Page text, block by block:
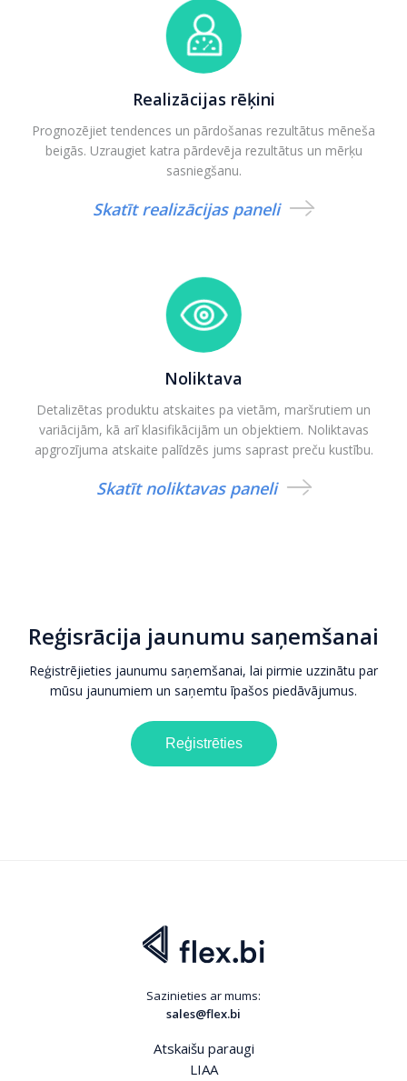
Realizācijas rēķini
Prognozējiet tendences un pārdošanas rezultātus mēneša
beigās. Uzraugiet katra pārdevēja rezultātus un mērķu
sasniegšanu.
Skatīt realizācijas paneli
Noliktava
Detalizētas produktu atskaites pa vietām, maršrutiem un
variācijām, kā arī klasifikācijām un objektiem. Noliktavas
apgrozījuma atskaite palīdzēs jums saprast preču kustību.
Skatīt noliktavas paneli
Reģisrācija jaunumu saņemšanai
Reģistrējieties jaunumu saņemšanai, lai pirmie uzzinātu par
mūsu jaunumiem un saņemtu īpašos piedāvājumus.
Reģistrēties
Sazinieties ar mums:
sales@flex.bi
Atskaišu paraugi
LIAA